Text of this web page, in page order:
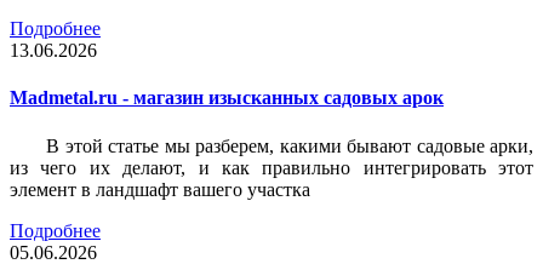
Подробнее
13.06.2026
Madmetal.ru - магазин изысканных садовых арок
В этой статье мы разберем, какими бывают садовые арки,
из чего их делают, и как правильно интегрировать этот
элемент в ландшафт вашего участка
Подробнее
05.06.2026